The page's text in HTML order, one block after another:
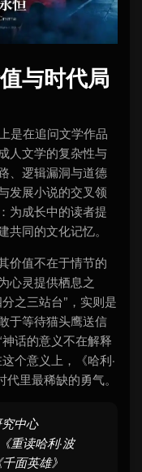
与时代局
是在追问文学作品
人文学的复杂性与
、逻辑漏洞与道德
发展小说的交叉领
为成长中的读者提
同的文化记忆。
价值不在于情节的
心灵提供栖息之
之三站台”，实则是
于等待猫头鹰送信
话的意义不在解释
个意义上，《哈利·
里最稀缺的勇气。
中心
重读哈利·波
面英雄》